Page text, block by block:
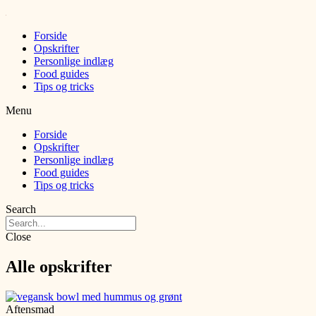
Forside
Opskrifter
Personlige indlæg
Food guides
Tips og tricks
Menu
Forside
Opskrifter
Personlige indlæg
Food guides
Tips og tricks
Search
Close
Alle opskrifter
Aftensmad